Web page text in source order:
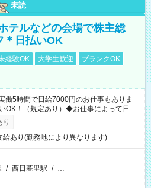
未読
テルなどの会場で株主総
＊日払いOK
経験OK 大学生歓迎
ブランクOK
働5時間で日給7000円のお仕事もありま
！（規定あり）◆お仕事によって日給
り
給あり(勤務地により異なります)
/ 西日暮里駅 / …